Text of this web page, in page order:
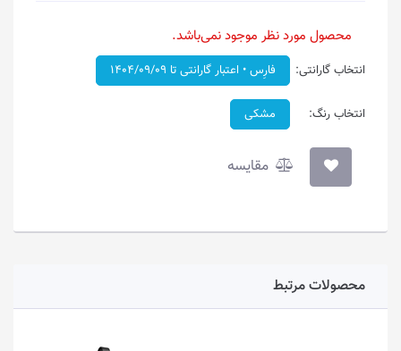
محصول مورد نظر موجود نمی‌باشد.
انتخاب گارانتی: فارِس • اعتبار گارانتی تا ۱۴۰۴/۰۹/۰۹
انتخاب رنگ: مشکی
مقایسه
محصولات مرتبط